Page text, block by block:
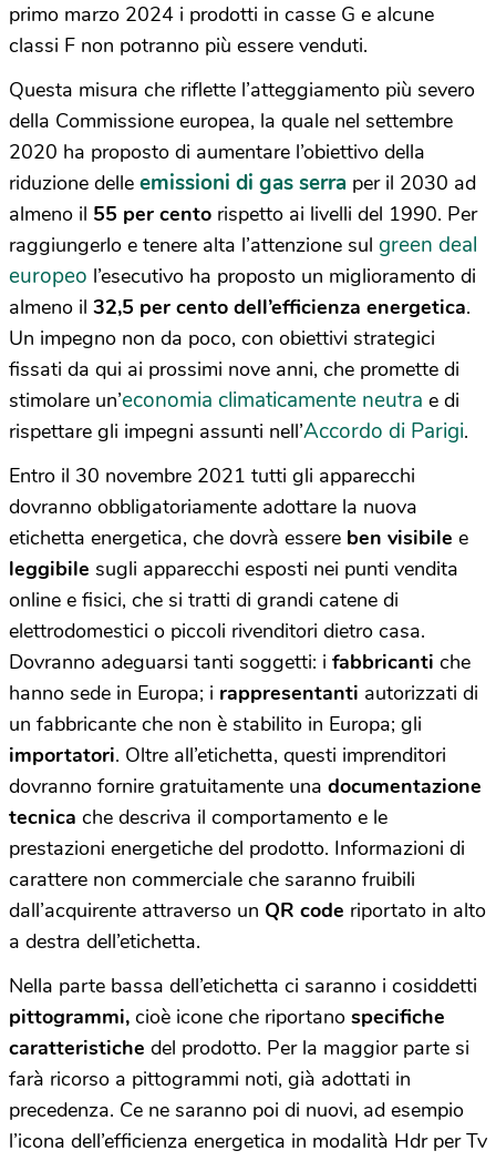
primo marzo 2024 i prodotti in casse G e alcune
classi F non potranno più essere venduti.
Questa misura che riflette l’atteggiamento più severo
della Commissione europea, la quale nel settembre
2020 ha proposto di aumentare l’obiettivo della
riduzione delle emissioni di gas serra per il 2030 ad
almeno il 55 per cento rispetto ai livelli del 1990. Per
raggiungerlo e tenere alta l’attenzione sul green deal
europeo l’esecutivo ha proposto un miglioramento di
almeno il 32,5 per cento dell’efficienza energetica.
Un impegno non da poco, con obiettivi strategici
fissati da qui ai prossimi nove anni, che promette di
stimolare un’economia climaticamente neutra e di
rispettare gli impegni assunti nell’Accordo di Parigi.
Entro il 30 novembre 2021 tutti gli apparecchi
dovranno obbligatoriamente adottare la nuova
etichetta energetica, che dovrà essere ben visibile e
leggibile sugli apparecchi esposti nei punti vendita
online e fisici, che si tratti di grandi catene di
elettrodomestici o piccoli rivenditori dietro casa.
Dovranno adeguarsi tanti soggetti: i fabbricanti che
hanno sede in Europa; i rappresentanti autorizzati di
un fabbricante che non è stabilito in Europa; gli
importatori. Oltre all’etichetta, questi imprenditori
dovranno fornire gratuitamente una documentazione
tecnica che descriva il comportamento e le
prestazioni energetiche del prodotto. Informazioni di
carattere non commerciale che saranno fruibili
dall’acquirente attraverso un QR code riportato in alto
a destra dell’etichetta.
Nella parte bassa dell’etichetta ci saranno i cosiddetti
pittogrammi, cioè icone che riportano specifiche
caratteristiche del prodotto. Per la maggior parte si
farà ricorso a pittogrammi noti, già adottati in
precedenza. Ce ne saranno poi di nuovi, ad esempio
l’icona dell’efficienza energetica in modalità Hdr per Tv